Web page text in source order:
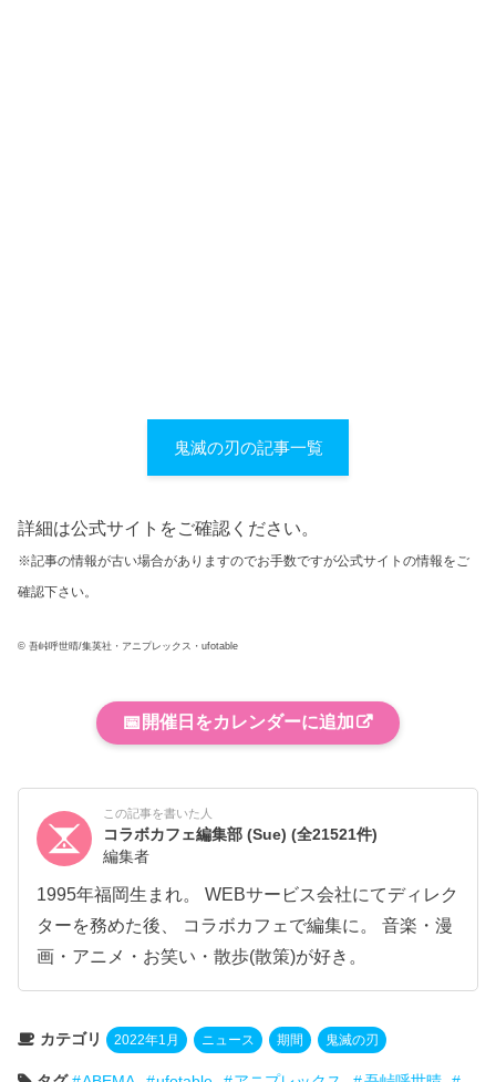
鬼滅の刃の記事一覧
詳細は公式サイトをご確認ください。
※記事の情報が古い場合がありますのでお手数ですが公式サイトの情報をご
確認下さい。
© 吾峠呼世晴/集英社・アニプレックス・ufotable
📅 開催日をカレンダーに追加
この記事を書いた人
コラボカフェ編集部 (Sue)(全21521件)
編集者
1995年福岡生まれ。 WEBサービス会社にてディレク
ターを務めた後、 コラボカフェで編集に。 音楽・漫
画・アニメ・お笑い・散歩(散策)が好き。
カテゴリ 2022年1月 ニュース 期間 鬼滅の刃